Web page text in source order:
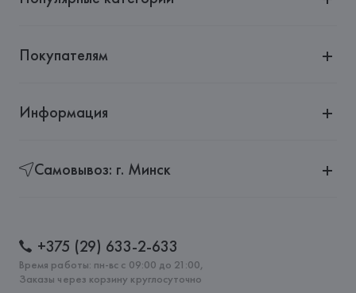
Покупателям
Информация
Самовывоз: г. Минск
+375 (29) 633-2-633
Время работы: пн-вс с 09:00 до 21:00,
Заказы через корзину круглосуточно